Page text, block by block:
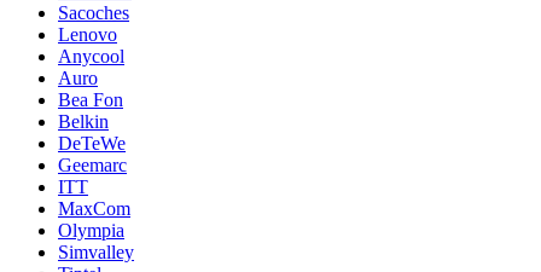
Sacoches
Lenovo
Anycool
Auro
Bea Fon
Belkin
DeTeWe
Geemarc
ITT
MaxCom
Olympia
Simvalley